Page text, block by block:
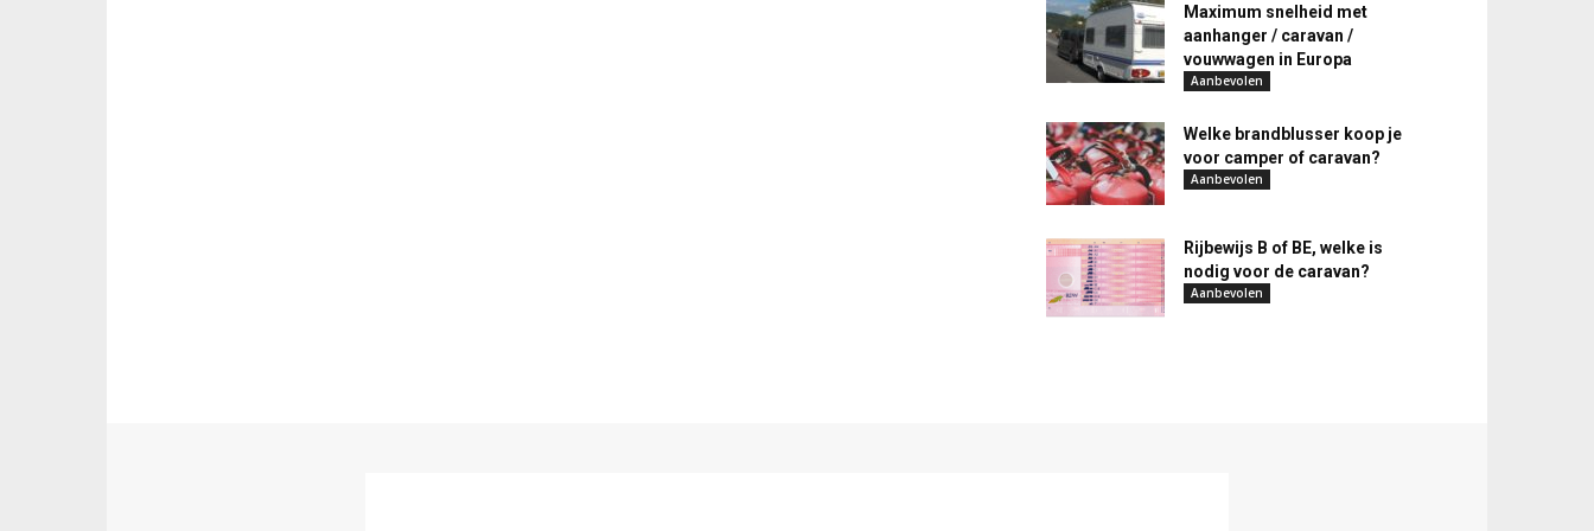
Maximum snelheid met
aanhanger / caravan /
vouwwagen in Europa
Aanbevolen
Welke brandblusser koop je
voor camper of caravan?
Aanbevolen
Rijbewijs B of BE, welke is
nodig voor de caravan?
Aanbevolen